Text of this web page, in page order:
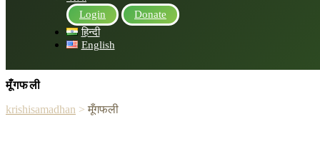
Login
Donate
हिन्दी
English
मूँगफली
krishisamadhan > मूँगफली